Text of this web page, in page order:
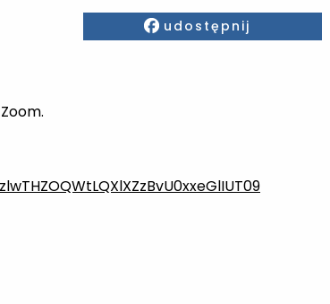
Facebook
udostępnij